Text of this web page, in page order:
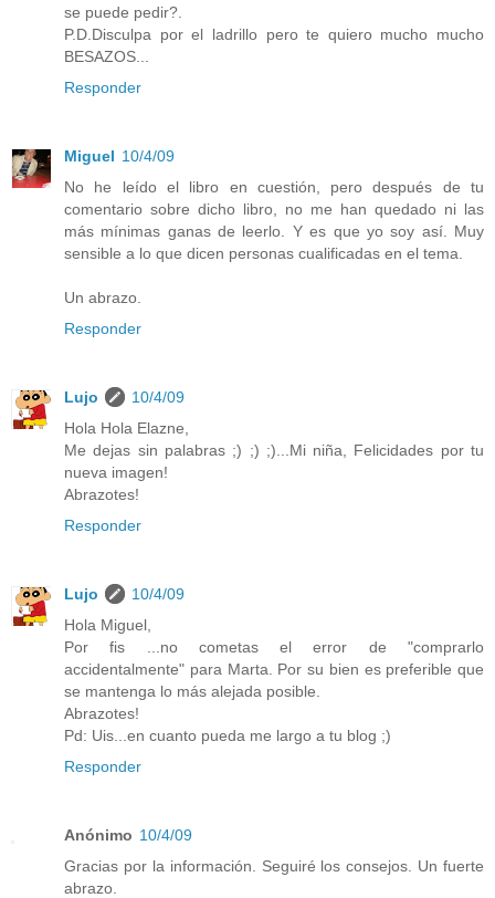
se puede pedir?.
P.D.Disculpa por el ladrillo pero te quiero mucho mucho
BESAZOS...
Responder
Miguel 10/4/09
No he leído el libro en cuestión, pero después de tu
comentario sobre dicho libro, no me han quedado ni las
más mínimas ganas de leerlo. Y es que yo soy así. Muy
sensible a lo que dicen personas cualificadas en el tema.
Un abrazo.
Responder
Lujo
10/4/09
Hola Hola Elazne,
Me dejas sin palabras ;) ;) ;)...Mi niña, Felicidades por tu
nueva imagen!
Abrazotes!
Responder
Lujo
10/4/09
Hola Miguel,
Por fis ...no cometas el error de "comprarlo
accidentalmente" para Marta. Por su bien es preferible que
se mantenga lo más alejada posible.
Abrazotes!
Pd: Uis...en cuanto pueda me largo a tu blog ;)
Responder
Anónimo 10/4/09
Gracias por la información. Seguiré los consejos. Un fuerte
abrazo.